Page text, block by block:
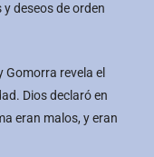
deseos de orden
revela el
Dios declaró en
eran malos, y eran